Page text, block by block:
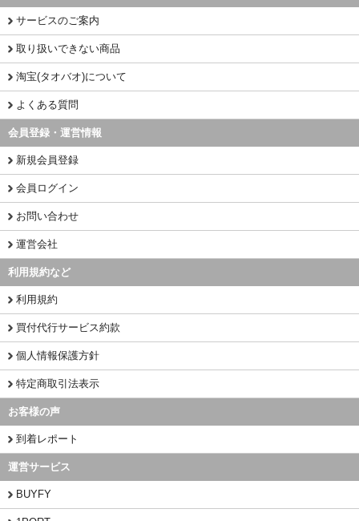
サービスのご案内
取り扱いできない商品
淘宝(タオバオ)について
よくある質問
会員登録・運営情報
新規会員登録
会員ログイン
お問い合わせ
運営会社
利用規約など
利用規約
買付代行サービス約款
個人情報保護方針
特定商取引法表示
お客様の声
到着レポート
運営サービス
BUYFY